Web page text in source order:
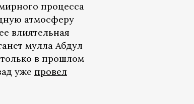
процесса
атмосферу
влиятельная
мулла Абдул
в прошлом
уже провел